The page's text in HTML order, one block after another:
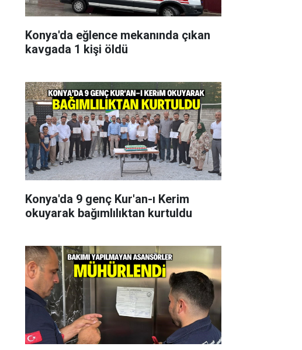
Konya'da eğlence mekanında çıkan
kavgada 1 kişi öldü
Konya'da 9 genç Kur'an-ı Kerim
okuyarak bağımlılıktan kurtuldu